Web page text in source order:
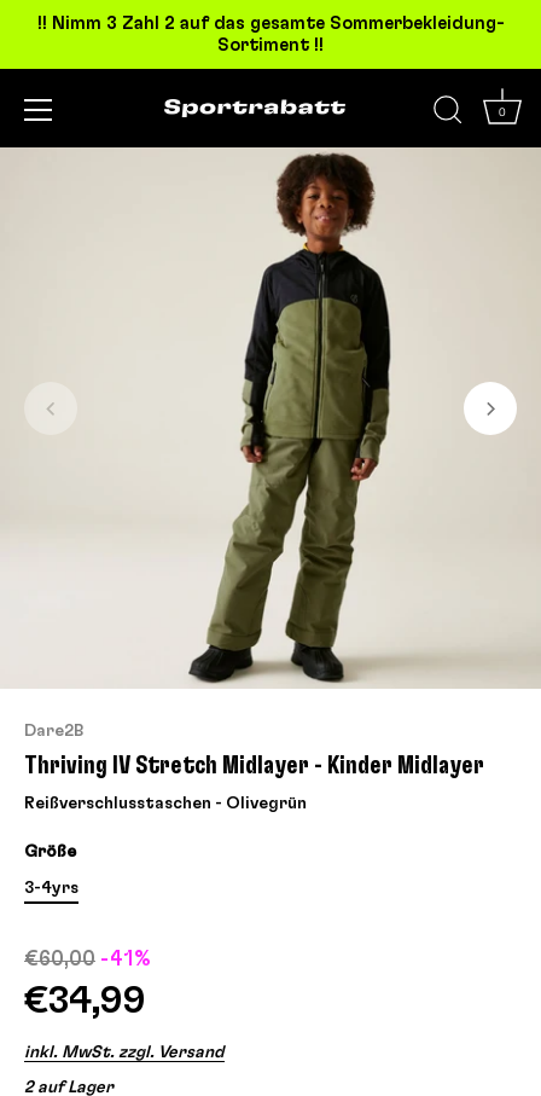
!! Nimm 3 Zahl 2 auf das gesamte Sommerbekleidung-
Sortiment !!
0
Dare2B
Thriving IV Stretch Midlayer - Kinder Midlayer
Reißverschlusstaschen - Olivegrün
Größe
3-4yrs
€60,00 -41%
€34,99
inkl. MwSt. zzgl. Versand
2 auf Lager